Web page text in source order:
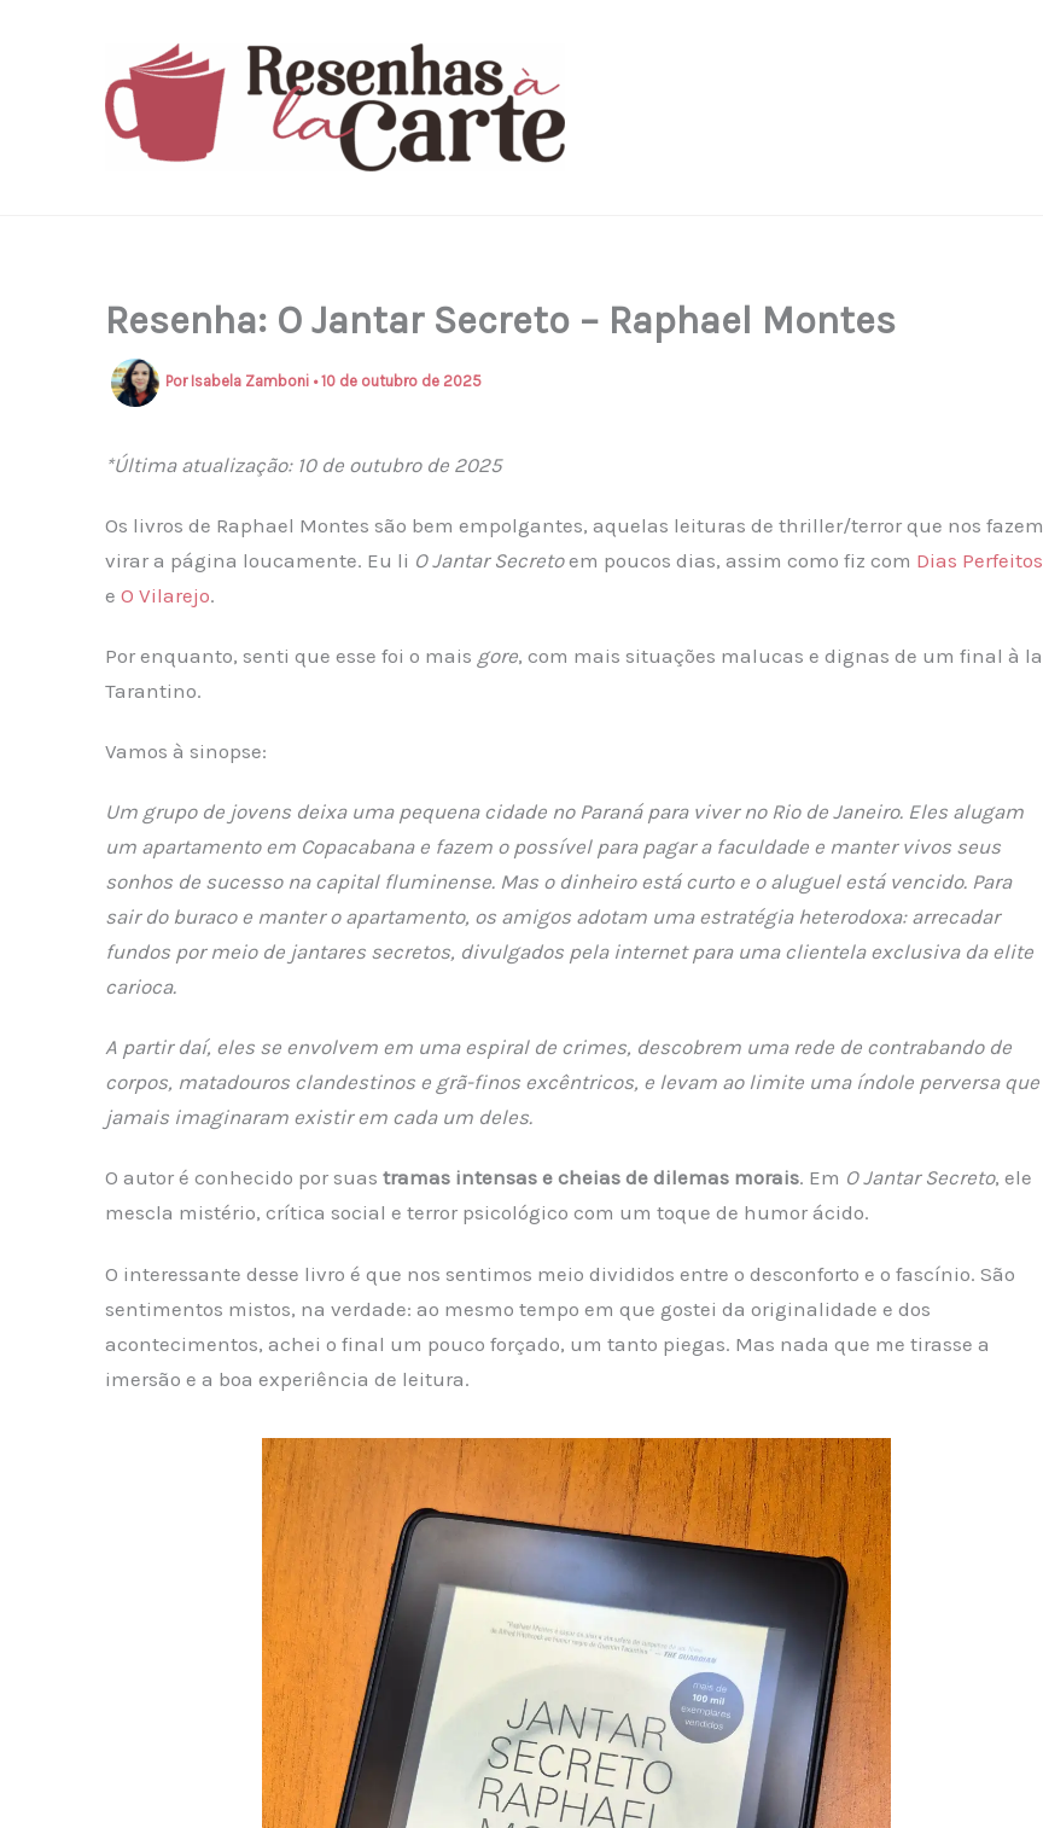
Resenha: O Jantar Secreto – Raphael Montes
Por Isabela Zamboni •10 de outubro de 2025
*Última atualização: 10 de outubro de 2025
Os livros de Raphael Montes são bem empolgantes, aquelas leituras de thriller/terror que nos fazem
virar a página loucamente. Eu li O Jantar Secretoem poucos dias, assim como fiz com Dias Perfeitos
e O Vilarejo.
Por enquanto, senti que esse foi o mais gore, com mais situações malucas e dignas de um final à la
Tarantino.
Vamos à sinopse:
Um grupo de jovens deixa uma pequena cidade no Paraná para viver no Rio de Janeiro. Eles alugam
um apartamento em Copacabana e fazem o possível para pagar a faculdade e manter vivos seus
sonhos de sucesso na capital fluminense. Mas o dinheiro está curto e o aluguel está vencido. Para
sair do buraco e manter o apartamento, os amigos adotam uma estratégia heterodoxa: arrecadar
fundos por meio de jantares secretos, divulgados pela internet para uma clientela exclusiva da elite
carioca.
A partir daí, eles se envolvem em uma espiral de crimes, descobrem uma rede de contrabando de
corpos, matadouros clandestinos e grã-finos excêntricos, e levam ao limite uma índole perversa que
jamais imaginaram existir em cada um deles.
O autor é conhecido por suas tramas intensas e cheias de dilemas morais. Em O Jantar Secreto, ele
mescla mistério, crítica social e terror psicológico com um toque de humor ácido.
O interessante desse livro é que nos sentimos meio divididos entre o desconforto e o fascínio. São
sentimentos mistos, na verdade: ao mesmo tempo em que gostei da originalidade e dos
acontecimentos, achei o final um pouco forçado, um tanto piegas. Mas nada que me tirasse a
imersão e a boa experiência de leitura.